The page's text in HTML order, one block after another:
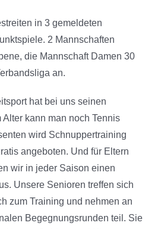
in 3 gemeldeten
2 Mannschaften
die Mannschaft Damen 30
an.
hat bei uns seinen
kann man noch Tennis
wird Schnuppertraining
angeboten. Und für Eltern
wir in jeder Saison einen
Unsere Senioren treffen sich
zum Training und nehmen an
Begegnungsrunden teil. Sie